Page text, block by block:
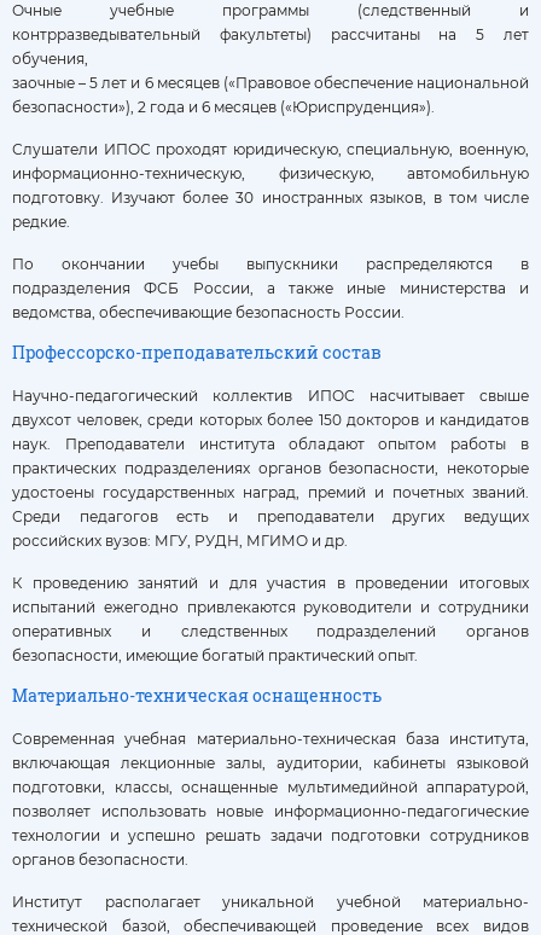
Очные учебные программы (следственный и
контрразведывательный факультеты) рассчитаны на 5 лет
обучения,
заочные – 5 лет и 6 месяцев («Правовое обеспечение национальной
безопасности»), 2 года и 6 месяцев («Юриспруденция»).
Слушатели ИПОС проходят юридическую, специальную, военную,
информационно-техническую, физическую, автомобильную
подготовку. Изучают более 30 иностранных языков, в том числе
редкие.
По окончании учебы выпускники распределяются в
подразделения ФСБ России, а также иные министерства и
ведомства, обеспечивающие безопасность России.
Профессорско-преподавательский состав
Научно-педагогический коллектив ИПОС насчитывает свыше
двухсот человек, среди которых более 150 докторов и кандидатов
наук. Преподаватели института обладают опытом работы в
практических подразделениях органов безопасности, некоторые
удостоены государственных наград, премий и почетных званий.
Среди педагогов есть и преподаватели других ведущих
российских вузов: МГУ, РУДН, МГИМО и др.
К проведению занятий и для участия в проведении итоговых
испытаний ежегодно привлекаются руководители и сотрудники
оперативных и следственных подразделений органов
безопасности, имеющие богатый практический опыт.
Материально-техническая оснащенность
Современная учебная материально-техническая база института,
включающая лекционные залы, аудитории, кабинеты языковой
подготовки, классы, оснащенные мультимедийной аппаратурой,
позволяет использовать новые информационно-педагогические
технологии и успешно решать задачи подготовки сотрудников
органов безопасности.
Институт располагает уникальной учебной материально-
технической базой, обеспечивающей проведение всех видов